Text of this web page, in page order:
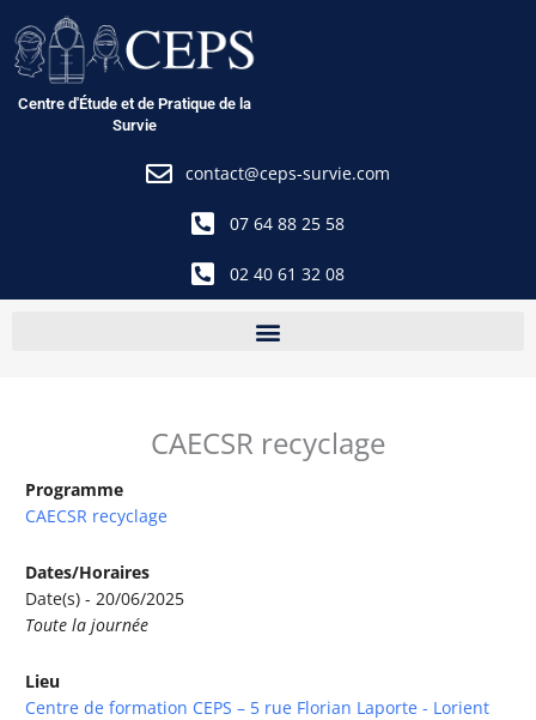
au
contenu
Centre d'Étude et de Pratique de la
Survie
contact@ceps-survie.com
07 64 88 25 58
02 40 61 32 08
CAECSR recyclage
Programme
CAECSR recyclage
Dates/Horaires
Date(s) - 20/06/2025
Toute la journée
Lieu
Centre de formation CEPS – 5 rue Florian Laporte - Lorient